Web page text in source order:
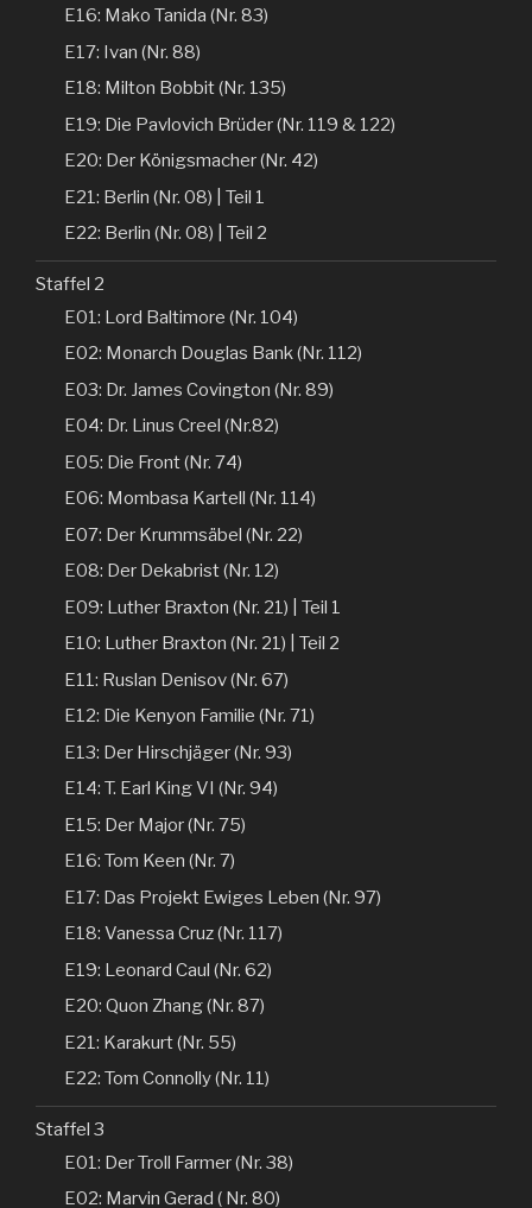
E16: Mako Tanida (Nr. 83)
E17: Ivan (Nr. 88)
E18: Milton Bobbit (Nr. 135)
E19: Die Pavlovich Brüder (Nr. 119 & 122)
E20: Der Königsmacher (Nr. 42)
E21: Berlin (Nr. 08) | Teil 1
E22: Berlin (Nr. 08) | Teil 2
Staffel 2
E01: Lord Baltimore (Nr. 104)
E02: Monarch Douglas Bank (Nr. 112)
E03: Dr. James Covington (Nr. 89)
E04: Dr. Linus Creel (Nr.82)
E05: Die Front (Nr. 74)
E06: Mombasa Kartell (Nr. 114)
E07: Der Krummsäbel (Nr. 22)
E08: Der Dekabrist (Nr. 12)
E09: Luther Braxton (Nr. 21) | Teil 1
E10: Luther Braxton (Nr. 21) | Teil 2
E11: Ruslan Denisov (Nr. 67)
E12: Die Kenyon Familie (Nr. 71)
E13: Der Hirschjäger (Nr. 93)
E14: T. Earl King VI (Nr. 94)
E15: Der Major (Nr. 75)
E16: Tom Keen (Nr. 7)
E17: Das Projekt Ewiges Leben (Nr. 97)
E18: Vanessa Cruz (Nr. 117)
E19: Leonard Caul (Nr. 62)
E20: Quon Zhang (Nr. 87)
E21: Karakurt (Nr. 55)
E22: Tom Connolly (Nr. 11)
Staffel 3
E01: Der Troll Farmer (Nr. 38)
E02: Marvin Gerad ( Nr. 80)